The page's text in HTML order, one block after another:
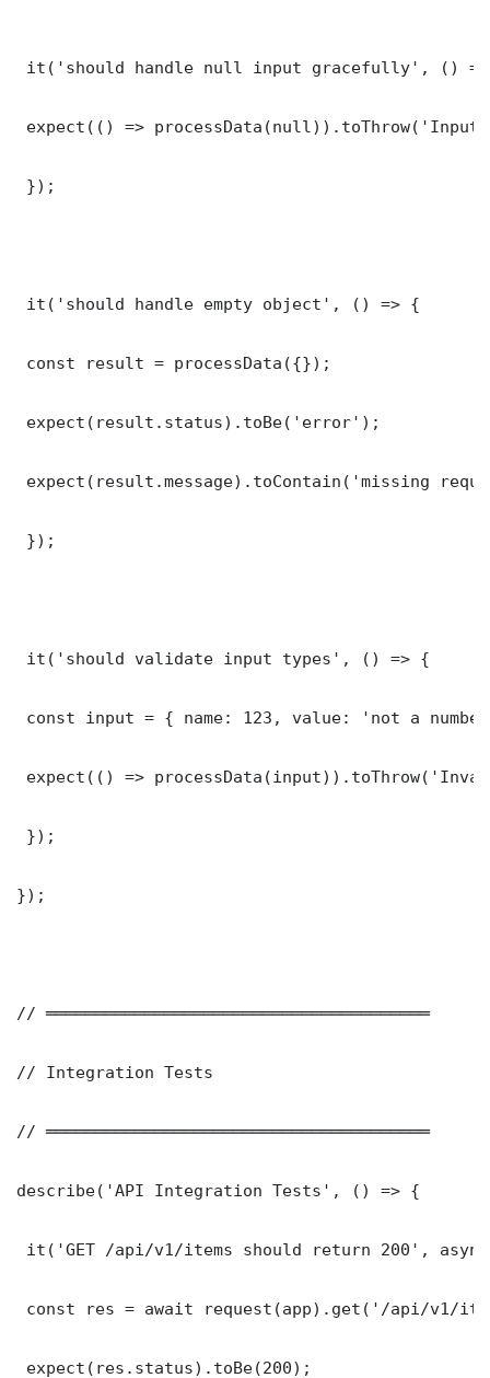
it('should handle null input gracefully', ()
expect(() =>
});
it('should handle empty object', () => {
const result = processData({});
expect(result.status).toBe('error');
expect(result.message).toContain('missing
});
it('should validate input types', () => {
const input = { name: 123, value: 'not a
expect(() =>
});
});
// ═══════════════════════════════════════
// Integration Tests
// ═══════════════════════════════════════
describe('API Integration Tests', () => {
it('GET /api/v1/items should return 200',
const res = await request(app).get('/api/v1/
expect(res.status).toBe(200);